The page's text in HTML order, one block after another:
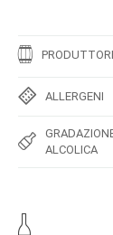
ALLERGENI
ALCOLICA